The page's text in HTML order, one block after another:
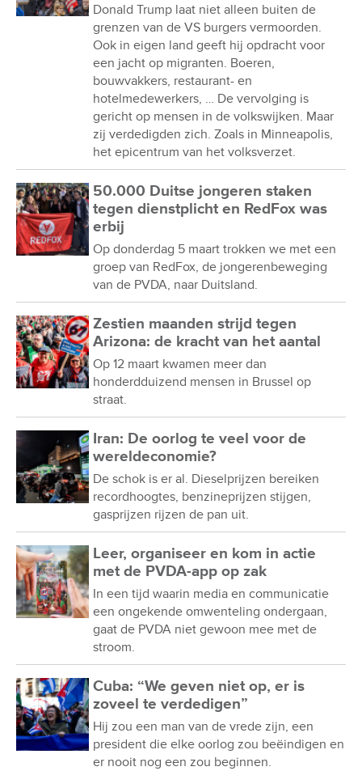
Donald Trump laat niet alleen buiten de
grenzen van de VS burgers vermoorden.
Ook in eigen land geeft hij opdracht voor
een jacht op migranten. Boeren,
bouwvakkers, restaurant- en
hotelmedewerkers, … De vervolging is
gericht op mensen in de volkswijken. Maar
zij verdedigden zich. Zoals in Minneapolis,
het epicentrum van het volksverzet.
50.000 Duitse jongeren staken
tegen dienstplicht en RedFox was
erbij
Op donderdag 5 maart trokken we met een
groep van RedFox, de jongerenbeweging
van de PVDA, naar Duitsland.
Zestien maanden strijd tegen
Arizona: de kracht van het aantal
Op 12 maart kwamen meer dan
honderdduizend mensen in Brussel op
straat.
Iran: De oorlog te veel voor de
wereldeconomie?
De schok is er al. Dieselprijzen bereiken
recordhoogtes, benzineprijzen stijgen,
gasprijzen rijzen de pan uit.
Leer, organiseer en kom in actie
met de PVDA-app op zak
In een tijd waarin media en communicatie
een ongekende omwenteling ondergaan,
gaat de PVDA niet gewoon mee met de
stroom.
Cuba: “We geven niet op, er is
zoveel te verdedigen”
Hij zou een man van de vrede zijn, een
president die elke oorlog zou beëindigen en
er nooit nog een zou beginnen.